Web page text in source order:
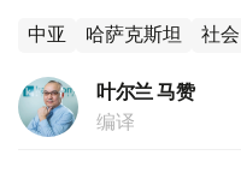
中亚 哈萨克斯坦 社会
叶尔兰 马赞
编译